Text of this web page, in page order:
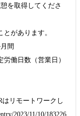
を取得してくださ
があります。
間
働日数（営業日）
はリモートワークし
2023/11/10/183226